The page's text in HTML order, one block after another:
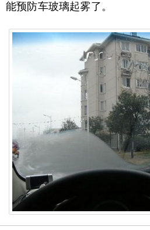
能预防车玻璃起雾了。